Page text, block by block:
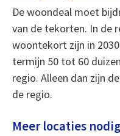
De woondeal moet
van de tekorten. In de
woontekort zijn in
termijn 50 tot 60
regio. Alleen dan zijn
de regio.
Meer locaties nodig